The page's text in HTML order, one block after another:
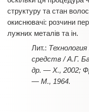
структуру та стан
окиснювачі: розчини
лужних металів та ін.
средств / А.Г.
др. — Х., 2002;
— М., 1964.